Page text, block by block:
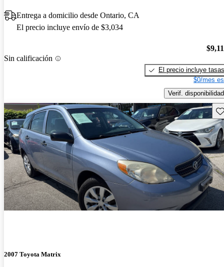
Entrega a domicilio desde Ontario, CA
El precio incluye envío de $3,034
Sin calificación
El precio incluye tasas
$0/mes
Verif. disponibilidad
2007 Toyota Matrix